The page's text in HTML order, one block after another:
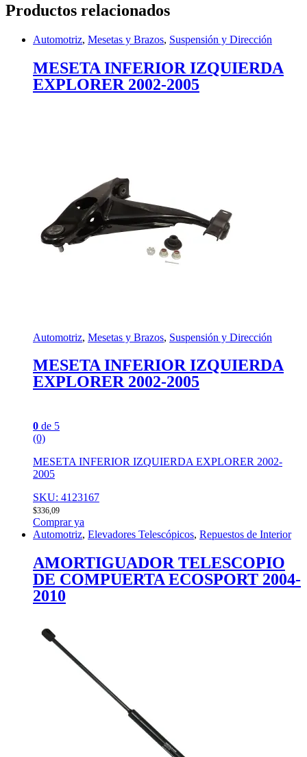
Productos relacionados
Automotriz, Mesetas y Brazos, Suspensión y Dirección
MESETA INFERIOR IZQUIERDA
EXPLORER 2002-2005
Automotriz, Mesetas y Brazos, Suspensión y Dirección
MESETA INFERIOR IZQUIERDA
EXPLORER 2002-2005
0 de 5
(0)
MESETA INFERIOR IZQUIERDA EXPLORER 2002-
2005
SKU: 4123167
$336,09
Comprar ya
Automotriz, Elevadores Telescópicos, Repuestos de Interior
AMORTIGUADOR TELESCOPIO
DE COMPUERTA ECOSPORT 2004-
2010